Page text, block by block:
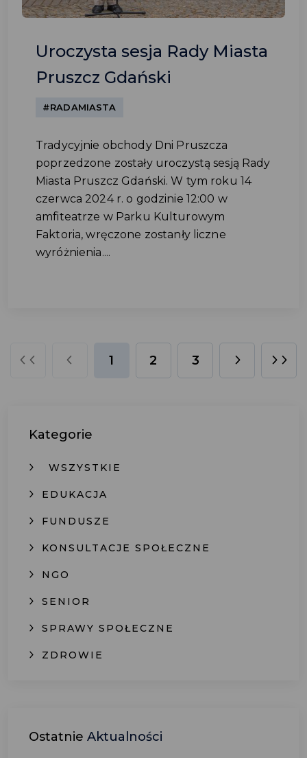
Uroczysta sesja Rady Miasta
Pruszcz Gdański
#RADAMIASTA
Tradycyjnie obchody Dni Pruszcza
poprzedzone zostały uroczystą sesją Rady
Miasta Pruszcz Gdański. W tym roku 14
czerwca 2024 r. o godzinie 12:00 w
amfiteatrze w Parku Kulturowym
Faktoria, wręczone zostanły liczne
wyróżnienia....
1 2 3
Kategorie
WSZYSTKIE
EDUKACJA
FUNDUSZE
KONSULTACJE SPOŁECZNE
NGO
SENIOR
SPRAWY SPOŁECZNE
ZDROWIE
Ostatnie Aktualności